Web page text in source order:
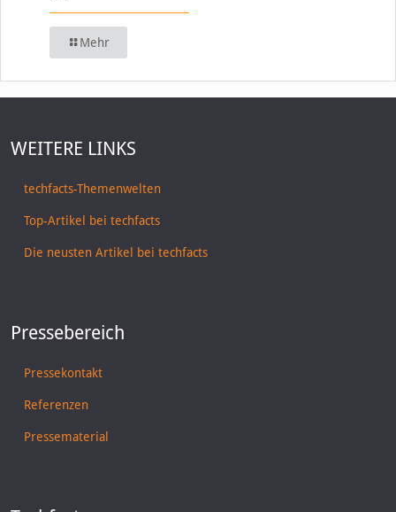
Mehr
WEITERE LINKS
techfacts-Themenwelten
Top-Artikel bei techfacts
Die neusten Artikel bei techfacts
Pressebereich
Pressekontakt
Referenzen
Pressematerial